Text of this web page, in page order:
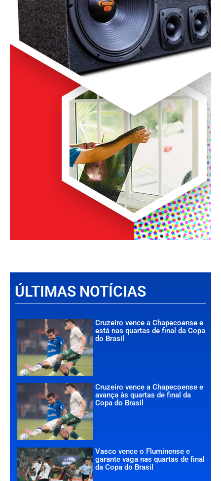
ÚLTIMAS NOTÍCIAS
Cruzeiro vence a Chapecoense e
está nas quartas de final da Copa
do Brasil
Cruzeiro vence a Chapecoense e
avança às quartas de final da
Copa do Brasil
Vasco vence o Fluminense e
garante vaga nas quartas de final
da Copa do Brasil